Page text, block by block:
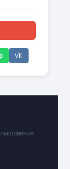
VK
свежие